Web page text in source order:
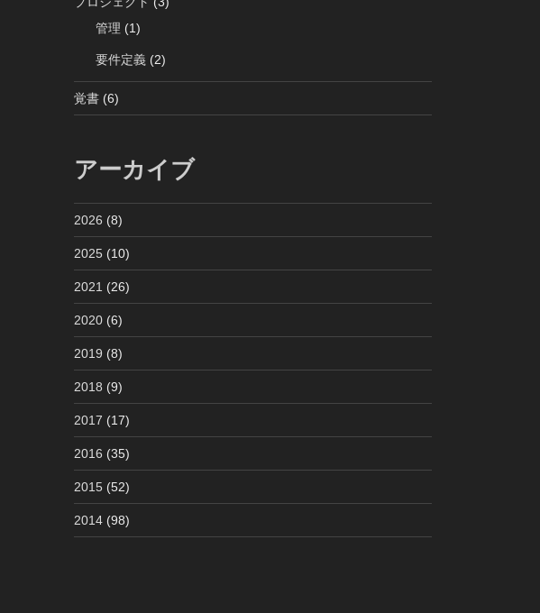
管理 (1)
要件定義(2)
覚書(6)
アーカイブ
2026 (8)
2025(10)
2021 (26)
2020(6)
2019 (8)
2018 (9)
2017 (17)
2016 (35)
2015(52)
2014(98)